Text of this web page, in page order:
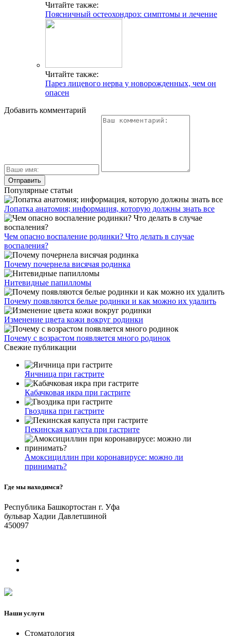
Читайте также:
Поясничный остеохондроз: симптомы и лечение
Читайте также:
Парез лицевого нерва у новорожденных, чем он
опасен
Добавить комментарий
Популярные статьи
Лопатка анатомия; информация, которую должны знать все
Чем опасно воспаление родинки? Что делать в случае
воспаления?
Почему почернела висячая родинка
Нитевидные папилломы
Почему появляются белые родинки и как можно их удалить
Изменение цвета кожи вокруг родинки
Почему с возрастом появляется много родинок
Свежие публикации
Яичница при гастрите
Кабачковая икра при гастрите
Гвоздика при гастрите
Пекинская капуста при гастрите
Амоксициллин при коронавирусе: можно ли
принимать?
Где мы находимся?
Республика Башкортостан г. Уфа
бульвар Хадии Давлетшиной
450097
Наши услуги
Стоматология